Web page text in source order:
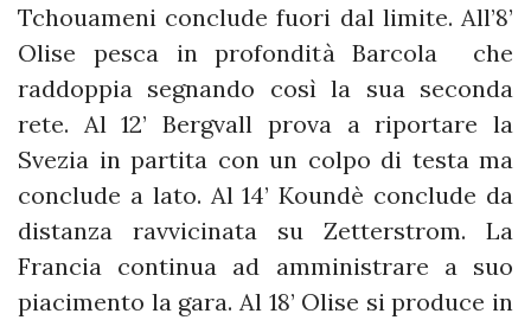
Tchouameni conclude fuori dal limite. All’8’
Olise pesca in profondità Barcola che
raddoppia segnando così la sua seconda
rete. Al 12’ Bergvall prova a riportare la
Svezia in partita con un colpo di testa ma
conclude a lato. Al 14’ Koundè conclude da
distanza ravvicinata su Zetterstrom. La
Francia continua ad amministrare a suo
piacimento la gara. Al 18’ Olise si produce in